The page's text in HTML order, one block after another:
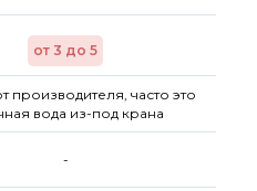
от 3 до 5
производителя, часто это
вода из-под крана
-